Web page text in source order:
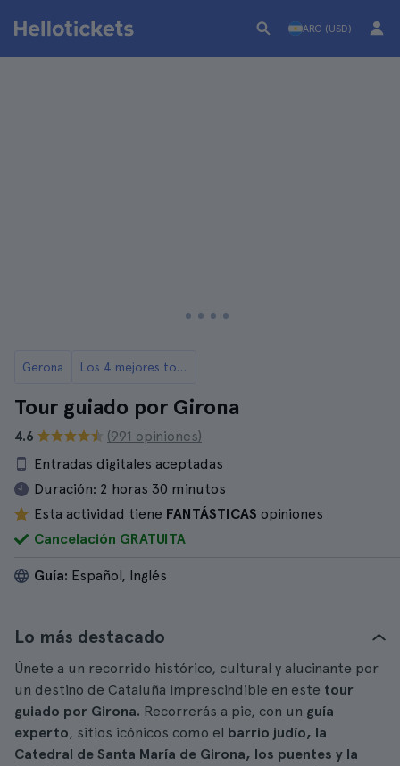
ARG (USD)
Gerona Los 4 mejores tours de Girona
Tour guiado por Girona
4.6
(991 opiniones)
Entradas digitales aceptadas
Duración: 2 horas 30 minutos
Esta actividad tiene FANTÁSTICAS opiniones
Cancelación GRATUITA
Guía: Español, Inglés
Lo más destacado
Únete a un recorrido histórico, cultural y alucinante por
un destino de Cataluña imprescindible en este tour
guiado por Girona. Recorrerás a pie, con un guía
experto, sitios icónicos como el barrio judío, la
Catedral de Santa María de Girona, los puentes y la